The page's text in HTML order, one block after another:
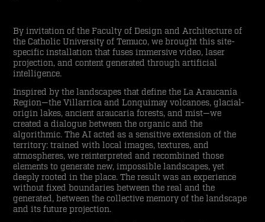
By invitation of the Faculty of Design and Architecture of
the Catholic University of Temuco, we brought this site-
specific installation that fuses immersive video, laser
projection, and content generated through artificial
intelligence.
Inspired by the landscapes that define the La Araucanía
Region—the Villarrica and Lonquimay volcanoes, glacial-
origin lakes, ancient araucaria forests, and mist—we
created a dialogue between the organic and the
algorithmic. The AI acted as a sensitive extension of the
territory: trained with local images, textures, and
atmospheres, we reinterpreted and recombined those
elements to generate new, impossible landscapes, yet
deeply rooted in the place. The result was an experience
without fixed boundaries between the real and the
generated, between the collective memory of the landscape
and its future projection.